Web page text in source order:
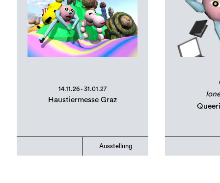
14.11.26 - 31.01.27
Haustiermesse Graz
Ausstellung